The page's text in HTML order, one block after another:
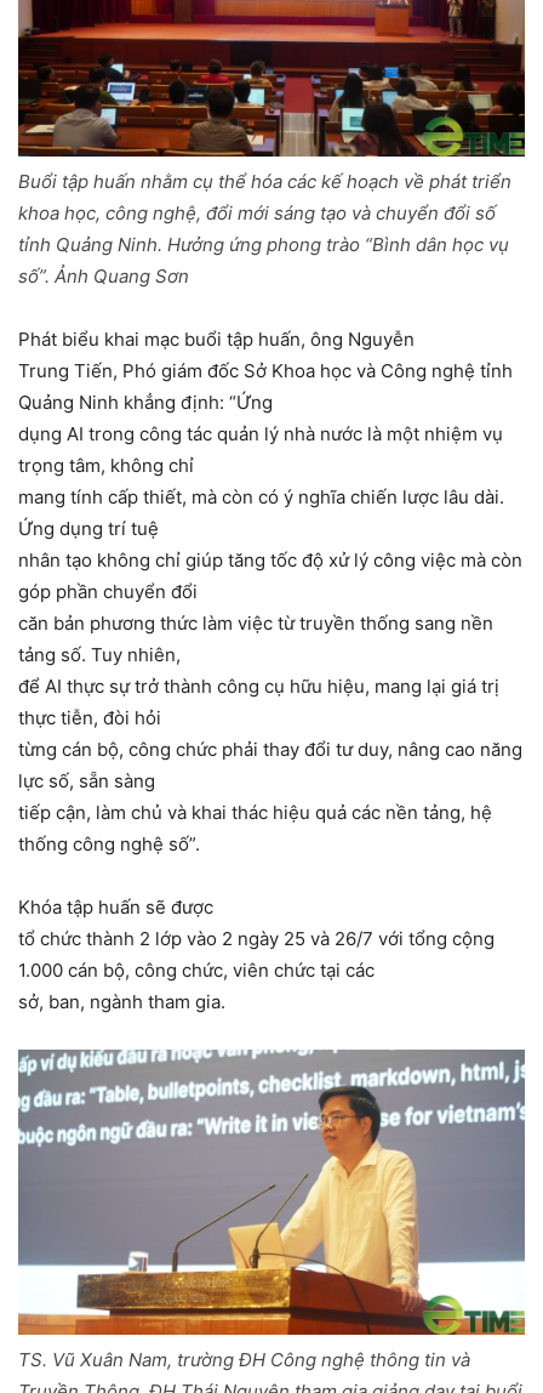
Buổi tập huấn nhằm cụ thể hóa các kế hoạch về phát triển
khoa học, công nghệ, đổi mới sáng tạo và chuyển đổi số
tỉnh Quảng Ninh. Hưởng ứng phong trào “Bình dân học vụ
số”. Ảnh Quang Sơn
Phát biểu khai mạc buổi tập huấn, ông Nguyễn
Trung Tiến, Phó giám đốc Sở Khoa học và Công nghệ tỉnh
Quảng Ninh khẳng định: “Ứng
dụng AI trong công tác quản lý nhà nước là một nhiệm vụ
trọng tâm, không chỉ
mang tính cấp thiết, mà còn có ý nghĩa chiến lược lâu dài.
Ứng dụng trí tuệ
nhân tạo không chỉ giúp tăng tốc độ xử lý công việc mà còn
góp phần chuyển đổi
căn bản phương thức làm việc từ truyền thống sang nền
tảng số. Tuy nhiên,
để AI thực sự trở thành công cụ hữu hiệu, mang lại giá trị
thực tiễn, đòi hỏi
từng cán bộ, công chức phải thay đổi tư duy, nâng cao năng
lực số, sẵn sàng
tiếp cận, làm chủ và khai thác hiệu quả các nền tảng, hệ
thống công nghệ số”.
Khóa tập huấn sẽ được
tổ chức thành 2 lớp vào 2 ngày 25 và 26/7 với tổng cộng
1.000 cán bộ, công chức, viên chức tại các
sở, ban, ngành tham gia.
TS. Vũ Xuân Nam, trường ĐH Công nghệ thông tin và